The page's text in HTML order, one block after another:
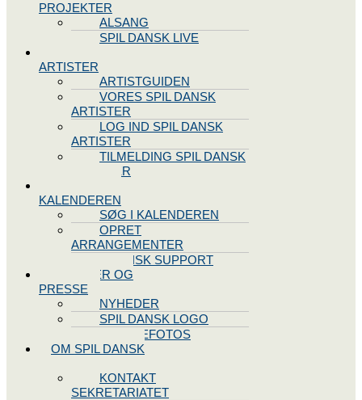
PROJEKTER
ALSANG
SPIL DANSK LIVE
ARTISTER
ARTISTGUIDEN
VORES SPIL DANSK
ARTISTER
LOG IND SPIL DANSK
ARTISTER
TILMELDING SPIL DANSK
ARTISTER
KALENDEREN
SØG I KALENDEREN
OPRET
ARRANGEMENTER
TEKNISK SUPPORT
NYHEDER OG
PRESSE
NYHEDER
SPIL DANSK LOGO
PRESSEFOTOS
OM SPIL DANSK
KONTAKT
SEKRETARIATET